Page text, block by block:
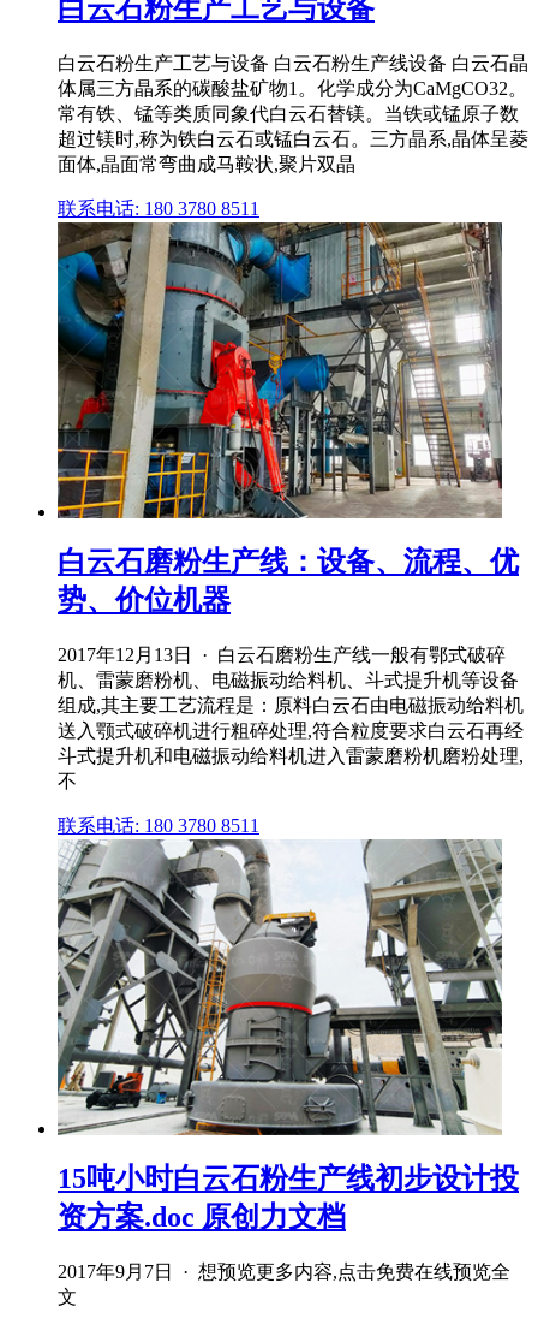
白云石粉生产工艺与设备
白云石粉生产工艺与设备 白云石粉生产线设备 白云石晶
体属三方晶系的碳酸盐矿物1。化学成分为CaMgCO32。
常有铁、锰等类质同象代白云石替镁。当铁或锰原子数
超过镁时,称为铁白云石或锰白云石。三方晶系,晶体呈菱
面体,晶面常弯曲成马鞍状,聚片双晶
联系电话: 180 3780 8511
白云石磨粉生产线：设备、流程、优
势、价位机器
2017年12月13日 · 白云石磨粉生产线一般有鄂式破碎
机、雷蒙磨粉机、电磁振动给料机、斗式提升机等设备
组成,其主要工艺流程是：原料白云石由电磁振动给料机
送入颚式破碎机进行粗碎处理,符合粒度要求白云石再经
斗式提升机和电磁振动给料机进入雷蒙磨粉机磨粉处理,
不
联系电话: 180 3780 8511
15吨小时白云石粉生产线初步设计投
资方案.doc 原创力文档
2017年9月7日 · 想预览更多内容,点击免费在线预览全
文